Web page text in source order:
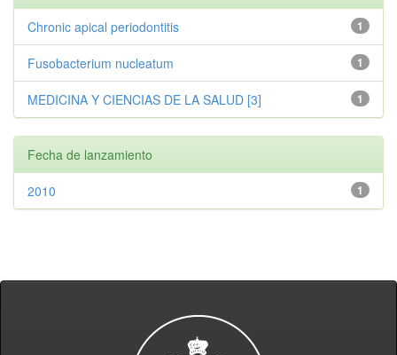
1
Chronic apical periodontitis
1
Fusobacterium nucleatum
1
MEDICINA Y CIENCIAS DE LA SALUD [3]
Fecha de lanzamiento
1
2010